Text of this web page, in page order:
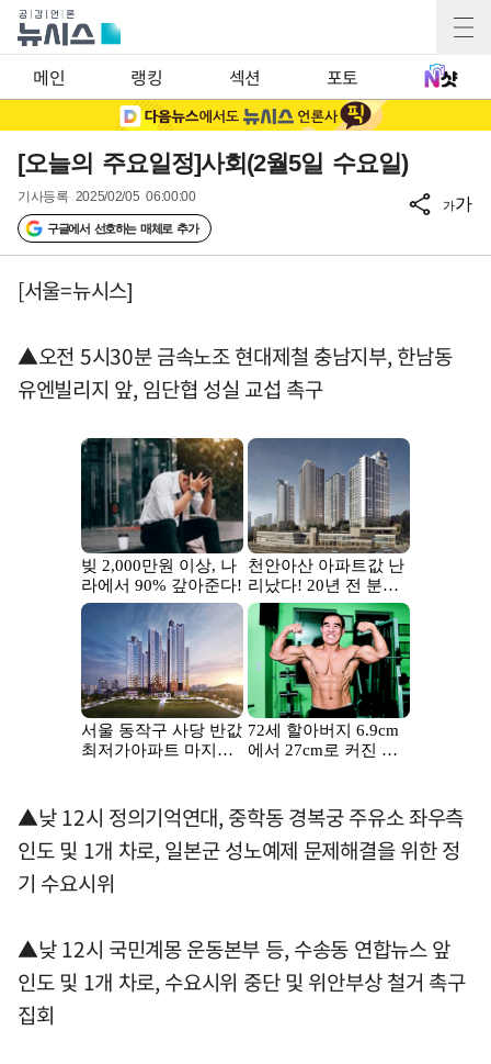
메인 랭킹 섹션 포토
[오늘의 주요일정]사회(2월5일 수요일)
기사등록 2025/02/05 06:00:00
구글에서 선호하는 매체로 추가
가가
[서울=뉴시스]
▲오전 5시30분 금속노조 현대제철 충남지부, 한남동
유엔빌리지 앞, 임단협 성실 교섭 촉구
▲낮 12시 정의기억연대, 중학동 경복궁 주유소 좌우측
인도 및 1개 차로, 일본군 성노예제 문제해결을 위한 정
기 수요시위
▲낮 12시 국민계몽 운동본부 등, 수송동 연합뉴스 앞
인도 및 1개 차로, 수요시위 중단 및 위안부상 철거 촉구
집회